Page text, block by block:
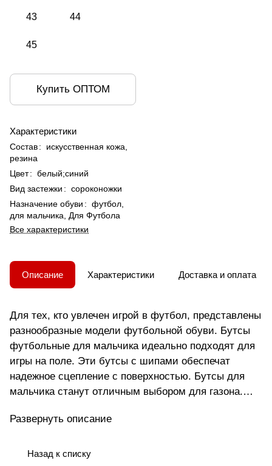
43 44
45
Купить ОПТОМ
Характеристики
Состав:
искусственная кожа,
резина
Цвет: белый;синий
Вид застежки : сороконожки
Назначение обуви : футбол,
для мальчика, Для Футбола
Все характеристики
Описание Характеристики Доставка и оплата
Для тех, кто увлечен игрой в футбол, представлены
разнообразные модели футбольной обуви. Бутсы
футбольные для мальчика идеально подходят для
игры на поле. Эти бутсы с шипами обеспечат
надежное сцепление с поверхностью. Бутсы для
мальчика станут отличным выбором для газона.
Модель создана с учетом анатомических
удобной для мужчин разного возраста. Подошва
Развернуть описание
Назад к списку